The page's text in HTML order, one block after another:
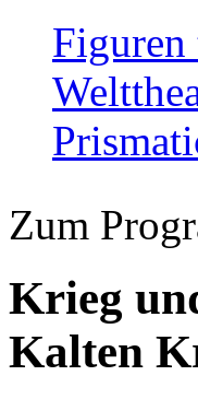
Figuren
Zum
Krieg
Kalten